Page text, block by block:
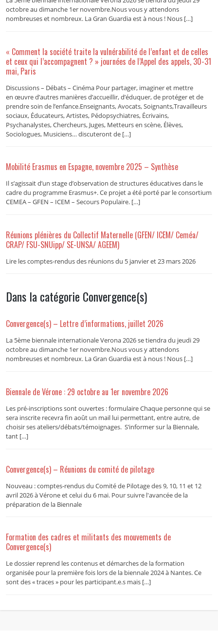
octobre au dimanche 1er novembre.Nous vous y attendons
nombreuses et nombreux. La Gran Guardia est à nous ! Nous […]
« Comment la société traite la vulnérabilité de l’enfant et de celles
et ceux qui l’accompagnent ? » journées de l’Appel des appels, 30-31
mai, Paris
Discussions – Débats – Cinéma Pour partager, imaginer et mettre
en œuvre d’autres manières d’accueillir, d’éduquer, de protéger et de
prendre soin de l’enfance.Enseignants, Avocats, Soignants,Travailleurs
sociaux, Éducateurs, Artistes, Pédopsychiatres, Écrivains,
Psychanalystes, Chercheurs, Juges, Metteurs en scène, Élèves,
Sociologues, Musiciens… discuteront de […]
Mobilité Erasmus en Espagne, novembre 2025 – Synthèse
Il s’agissait d’un stage d’observation de structures éducatives dans le
cadre du programme Erasmus+. Ce projet a été porté par le consortium
CEMEA – GFEN – ICEM – Secours Populaire. […]
Réunions plénières du Collectif Maternelle (GFEN/ ICEM/ Ceméa/
CRAP/ FSU-SNUipp/ SE-UNSA/ AGEEM)
Lire les comptes-rendus des réunions du 5 janvier et 23 mars 2026
Dans la catégorie Convergence(s)
Convergence(s) – Lettre d’informations, juillet 2026
La 5ème biennale internationale Verona 2026 se tiendra du jeudi 29
octobre au dimanche 1er novembre.Nous vous y attendons
nombreuses et nombreux. La Gran Guardia est à nous ! Nous […]
Biennale de Vérone : 29 octobre au 1er novembre 2026
Les pré-inscriptions sont ouvertes : formulaire Chaque personne qui se
sera inscrite recevra fin août un mail lui permettant, entre autre, de
choisir ses ateliers/débats/témoignages. S’informer sur la Biennale,
tant […]
Convergence(s) – Réunions du comité de pilotage
Nouveau : comptes-rendus du Comité de Pilotage des 9, 10, 11 et 12
avril 2026 à Vérone et celui du 6 mai. Pour suivre l'avancée de la
préparation de la Biennale
Formation des cadres et militants des mouvements de
Convergence(s)
Le dossier reprend les contenus et démarches de la formation
organisée pour la première fois lors de la biennale 2024 à Nantes. Ce
sont des « traces » pour les participant.e.s mais […]